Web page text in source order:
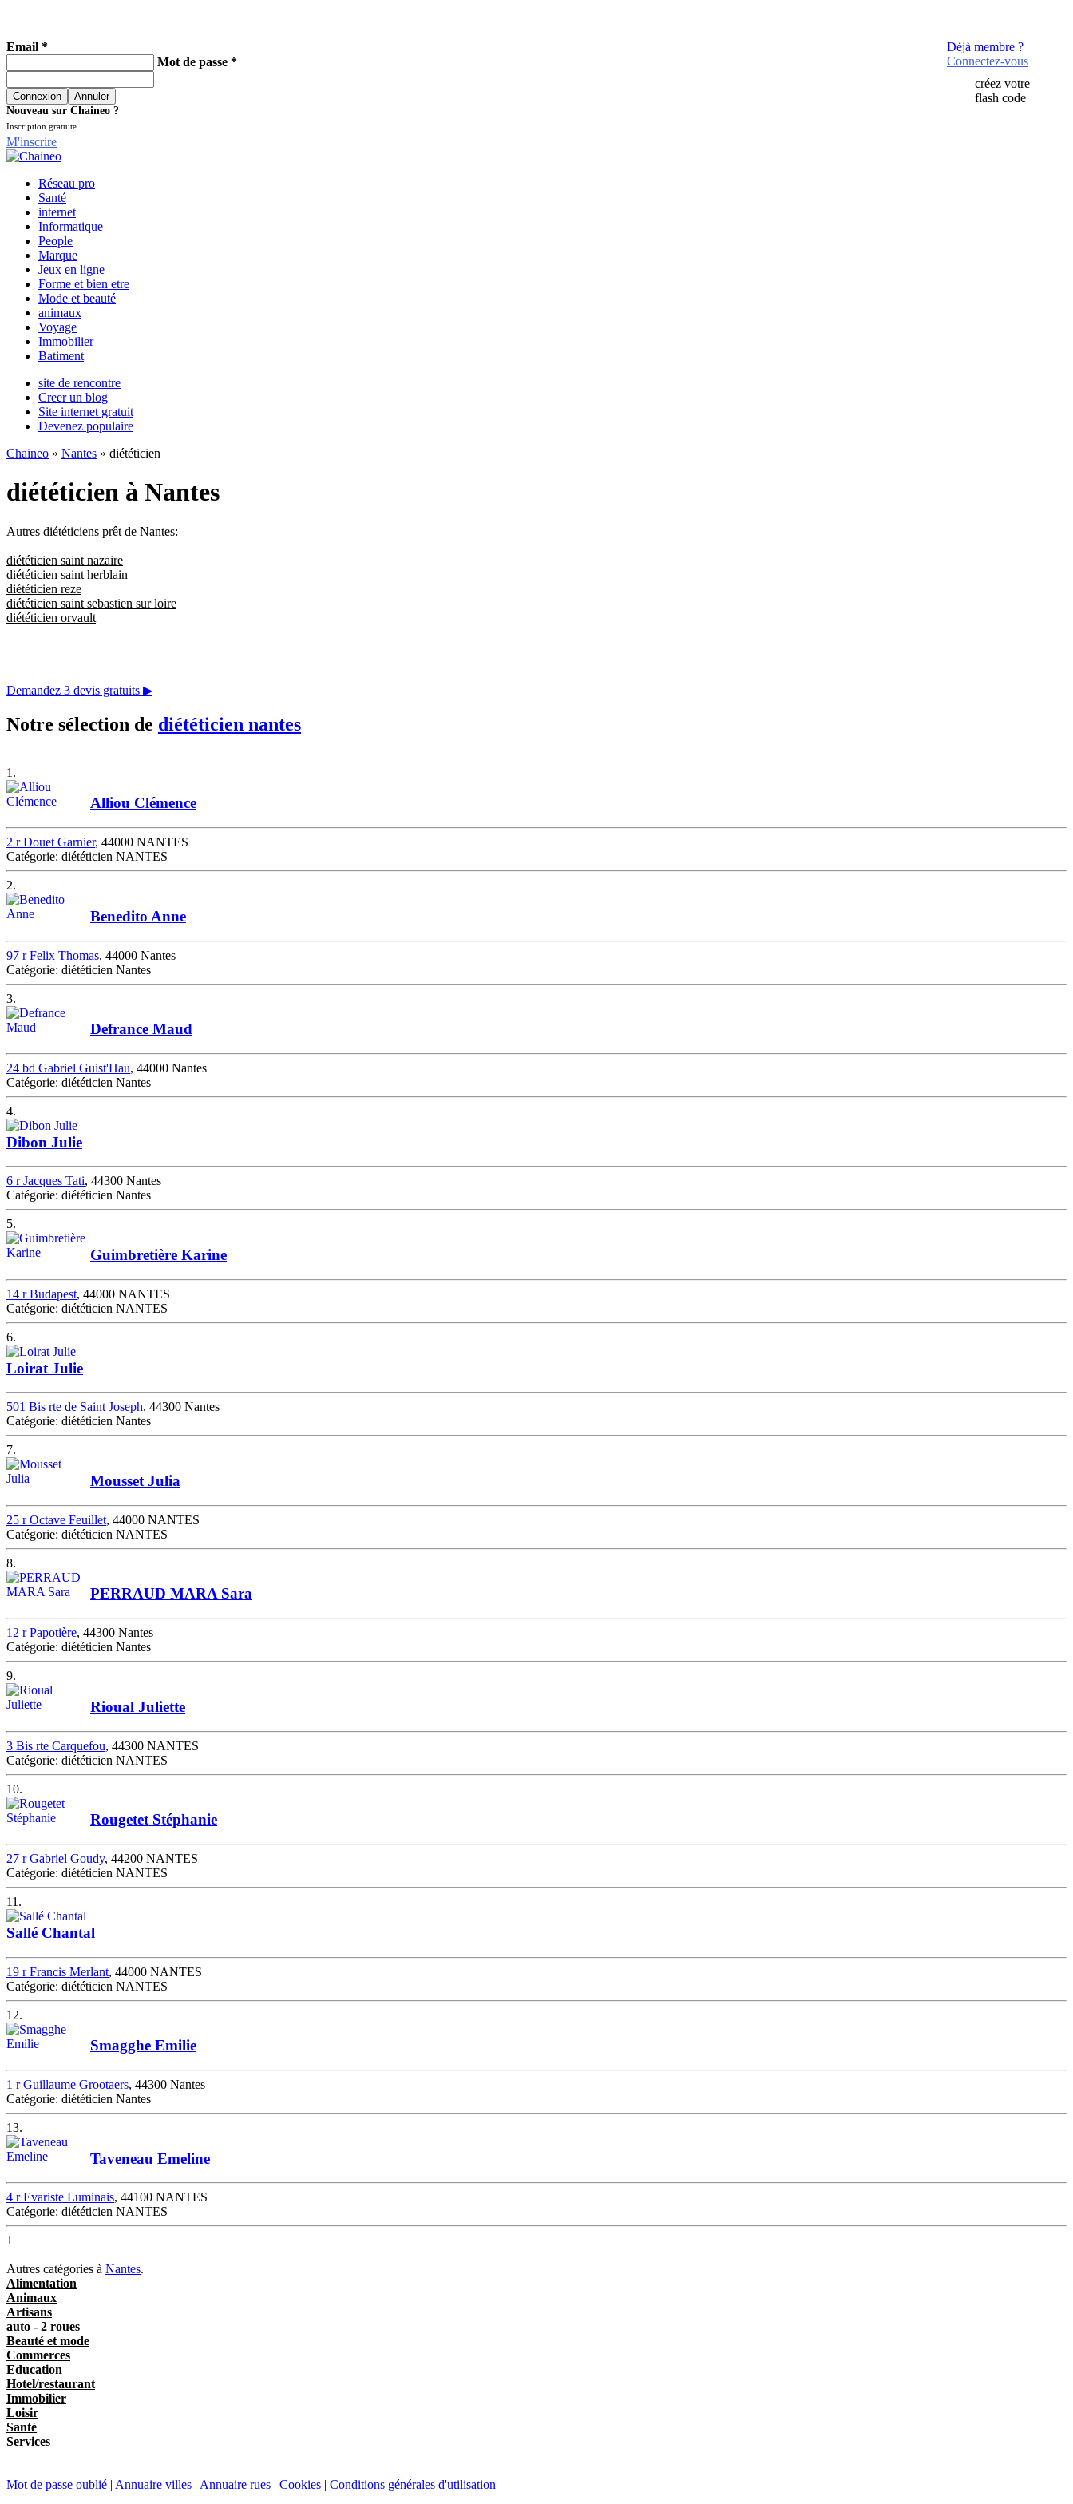
Déjà membre ?
Connectez-vous
créez votre
flash code
Email *
Mot de passe *
Nouveau sur Chaineo ?
Inscription gratuite
M'inscrire
Réseau pro
Santé
internet
Informatique
People
Marque
Jeux en ligne
Forme et bien etre
Mode et beauté
animaux
Voyage
Immobilier
Batiment
site de rencontre
Creer un blog
Site internet gratuit
Devenez populaire
Chaineo » Nantes » diététicien
diététicien à Nantes
Autres diététiciens prêt de Nantes:
diététicien saint nazaire
diététicien saint herblain
diététicien reze
diététicien saint sebastien sur loire
diététicien orvault
Demandez 3 devis gratuits ▶
Notre sélection de diététicien nantes
1.
Alliou Clémence
2 r Douet Garnier, 44000 NANTES
Catégorie: diététicien NANTES
2.
Benedito Anne
97 r Felix Thomas, 44000 Nantes
Catégorie: diététicien Nantes
3.
Defrance Maud
24 bd Gabriel Guist'Hau, 44000 Nantes
Catégorie: diététicien Nantes
4.
Dibon Julie
6 r Jacques Tati, 44300 Nantes
Catégorie: diététicien Nantes
5.
Guimbretière Karine
14 r Budapest, 44000 NANTES
Catégorie: diététicien NANTES
6.
Loirat Julie
501 Bis rte de Saint Joseph, 44300 Nantes
Catégorie: diététicien Nantes
7.
Mousset Julia
25 r Octave Feuillet, 44000 NANTES
Catégorie: diététicien NANTES
8.
PERRAUD MARA Sara
12 r Papotière, 44300 Nantes
Catégorie: diététicien Nantes
9.
Rioual Juliette
3 Bis rte Carquefou, 44300 NANTES
Catégorie: diététicien NANTES
10.
Rougetet Stéphanie
27 r Gabriel Goudy, 44200 NANTES
Catégorie: diététicien NANTES
11.
Sallé Chantal
19 r Francis Merlant, 44000 NANTES
Catégorie: diététicien NANTES
12.
Smagghe Emilie
1 r Guillaume Grootaers, 44300 Nantes
Catégorie: diététicien Nantes
13.
Taveneau Emeline
4 r Evariste Luminais, 44100 NANTES
Catégorie: diététicien NANTES
1
Autres catégories à Nantes.
Alimentation
Animaux
Artisans
auto - 2 roues
Beauté et mode
Commerces
Education
Hotel/restaurant
Immobilier
Loisir
Santé
Services
Mot de passe oublié | Annuaire villes | Annuaire rues | Cookies | Conditions générales d'utilisation